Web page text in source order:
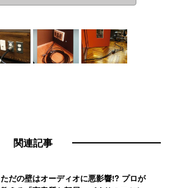
関連記事
ただの壁はオーディオに悪影響!? プロが